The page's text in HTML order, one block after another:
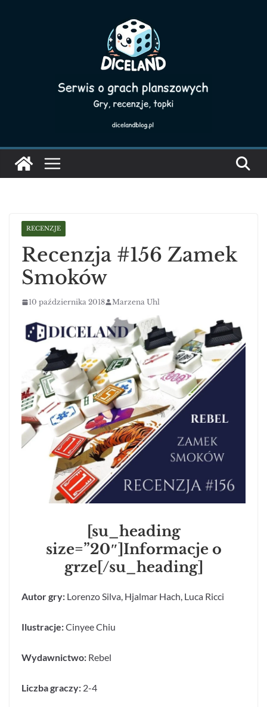
RECENZJE
Recenzja #156 Zamek
Smoków
10 października 2018 Marzena Uhl
[su_heading
size=”20″]Informacje o
grze[/su_heading]
Autor gry: Lorenzo Silva, Hjalmar Hach, Luca Ricci
Ilustracje:Cinyee Chiu
Wydawnictwo: Rebel
Liczba graczy: 2-4